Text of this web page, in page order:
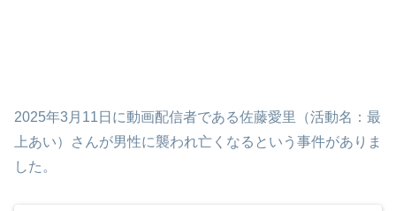
2025年3月11日に動画配信者である佐藤愛里（活動名：最
上あい）さんが男性に襲われ亡くなるという事件がありま
した。